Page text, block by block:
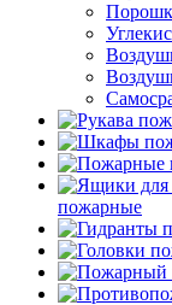
пожарные